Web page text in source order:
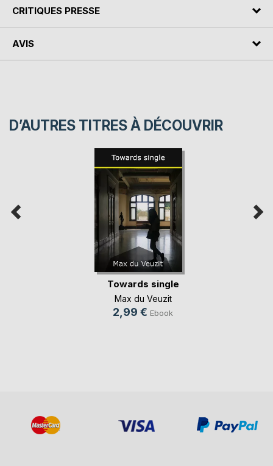
CRITIQUES PRESSE
AVIS
D’AUTRES TITRES À DÉCOUVRIR
Towards single
Max du Veuzit
2,99 € Ebook